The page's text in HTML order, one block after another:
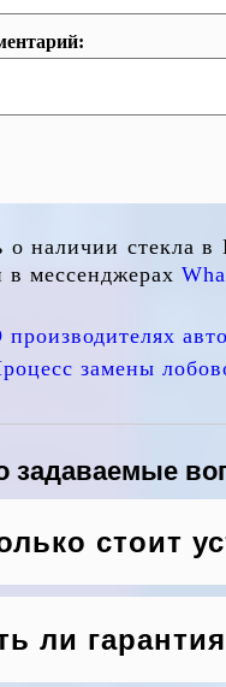
о наличии стекла
в мессенджерах
производителях
замены
задаваемые
стоит
ли